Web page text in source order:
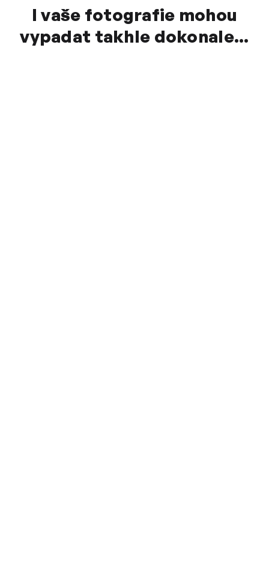
I vaše fotografie mohou
vypadat takhle dokonale...